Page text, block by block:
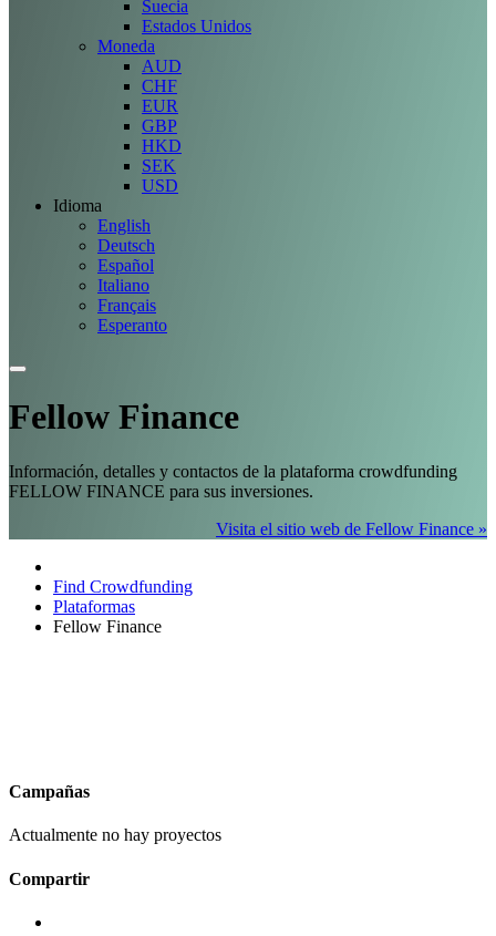
Suecia
Estados Unidos
Moneda
AUD
CHF
EUR
GBP
HKD
SEK
USD
Idioma
English
Deutsch
Español
Italiano
Français
Esperanto
Fellow Finance
Información, detalles y contactos de la plataforma crowdfunding
FELLOW FINANCE para sus inversiones.
Visita el sitio web de Fellow Finance »
Find Crowdfunding
Plataformas
Fellow Finance
Campañas
Actualmente no hay proyectos
Compartir